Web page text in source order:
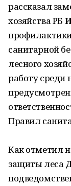
рассказал
хозяйства РБ
санитарной
лесного
работу среди
Правил
Как отметил
защиты леса